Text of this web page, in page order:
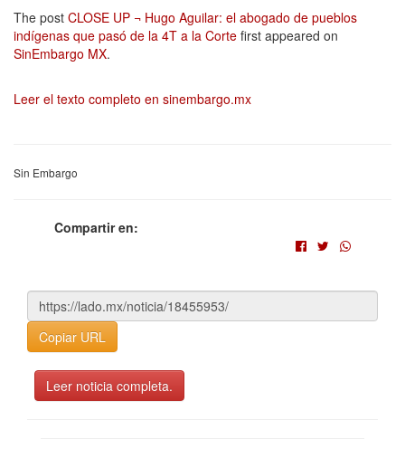
The post CLOSE UP ¬ Hugo Aguilar: el abogado de pueblos
indígenas que pasó de la 4T a la Corte first appeared on
SinEmbargo MX.
Leer el texto completo en sinembargo.mx
Sin Embargo
Compartir en:
Copiar URL
Leer noticia completa.